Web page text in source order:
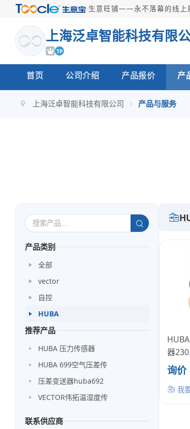
·生意旺铺——永不落幕的线上
上海泛卓智能科技有限
TP
首页 公司介绍 产品报价 产
上海泛卓智能科技有限公司 产品与服务
产品类别
全部
vector
自控
HUBA
推荐产品
HUBA 压力传感器
HUBA 699空气压差传
压差变送器huba692
VECTOR伟拓温湿度传
联系供应商
器
询价
我